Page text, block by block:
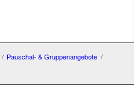
/ Pauschal- & Gruppenangebote /